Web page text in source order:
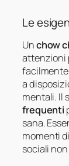
Le
Unchow
attenzioni
a
mentali. Il
frequenti
sana.
momenti
sociali